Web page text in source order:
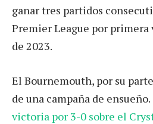
ganar tres partidos
Premier League por primera
de 2023.
El Bournemouth, por su
de una campaña de ensueño.
victoria por 3-0 sobre el